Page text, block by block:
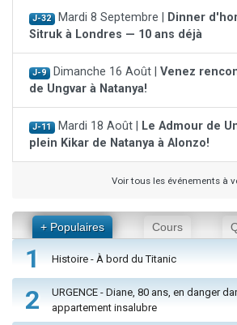
J-32 Mardi 8 Septembre |
Dinner
Sitruk à Londres — 10 ans déjà
J-9 Dimanche 16 Août | Venez
de Ungvar à Natanya!
J-11 Mardi 18 Août |
Le Admour de
plein Kikar de Natanya à Alonzo!
Voir tous les événements à
+ Populaires Cours
1 Histoire - À bord du Titanic
2
URGENCE - Diane, 80 ans, en danger
appartement insalubre